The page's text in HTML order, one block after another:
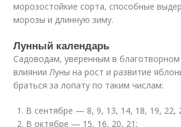
морозостойкие сорта, способные
морозы и длинную зиму.
Лунный календарь
Садоводам, уверенным в
влиянии Луны на рост и развитие
браться за лопату по таким числам:
В сентябре — 8, 9, 13, 14, 18, 19, 22,
В октябре — 15, 16, 20, 21;